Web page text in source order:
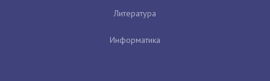
Литература
Информатика